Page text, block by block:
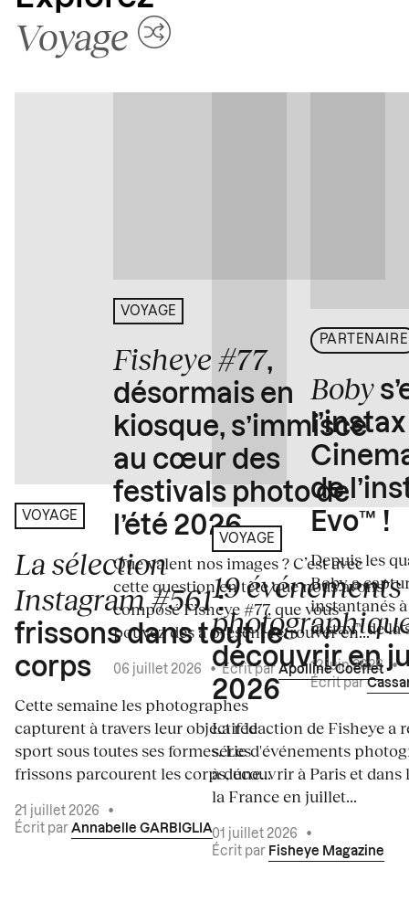
Voyage
VOYAGE
La sélection
Instagram #561:
frissons dans tout le
corps
Cette semaine les photographes
capturent à travers leur objectif le
sport sous toutes ses formes. Les
frissons parcourent les corps, une...
21 juillet 2026
•
Écrit par Annabelle GARBIGLIA
VOYAGE
Fisheye #77,
désormais en
kiosque, s’immisce
au cœur des
festivals photo de
l’été 2026
Que valent nos images ? C’est avec
cette question en tête que nous avons
composé Fisheye #77, que vous
pouvez dès à présent retrouver en...
06 juillet 2026 •Écrit par Apolline Coëffet
VOYAGE
19 événements
découvrir en
2026
La rédaction de Fisheye a
série d'événements
à découvrir à Paris et dans
la France en juillet...
01 juillet 2026
•
Écrit par Fisheye Magazine
PARTENAIRE
Boby
de
Evo™ !
Depuis les
Boby a
instantanés
instax™ de la
12 juin 2026 •
Écrit par